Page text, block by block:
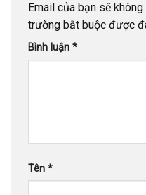
Email của bạn sẽ
trường bắt buộc được
Bình luận *
Tên *